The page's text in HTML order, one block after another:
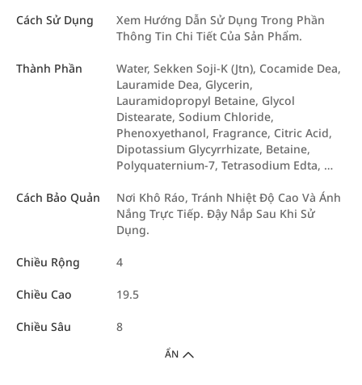
Cách Sử Dụng
Xem Hướng Dẫn Sử Dụng Trong Phần
Thông Tin Chi Tiết Của Sản Phẩm.
Thành Phần
Water, Sekken Soji-K (Jtn), Cocamide Dea,
Lauramide Dea, Glycerin,
Lauramidopropyl Betaine, Glycol
Distearate, Sodium Chloride,
Phenoxyethanol, Fragrance, Citric Acid,
Dipotassium Glycyrrhizate, Betaine,
Polyquaternium-7, Tetrasodium Edta, …
Cách Bảo Quản
Nơi Khô Ráo, Tránh Nhiệt Độ Cao Và Ánh
Nắng Trực Tiếp. Đậy Nắp Sau Khi Sử
Dụng.
Chiều Rộng 4
Chiều Cao 19.5
Chiều Sâu 8
ẨN